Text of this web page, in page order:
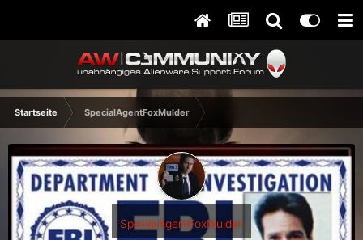
Startseite SpecialAgentFoxMulder
SpecialAgentFoxMulder